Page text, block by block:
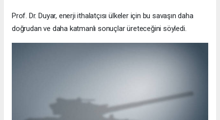
Prof. Dr. Duyar, enerji ithalatçısı ülkeler için bu savaşın daha
doğrudan ve daha katmanlı sonuçlar üreteceğini söyledi.